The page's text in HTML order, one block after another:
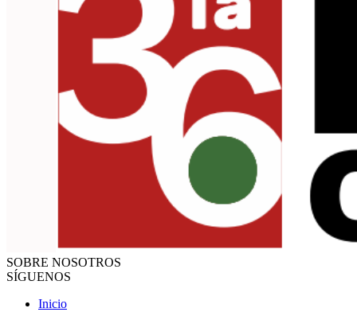
SOBRE NOSOTROS
SÍGUENOS
Inicio